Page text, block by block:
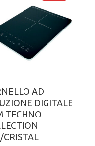
Aggiungi al carrello
AD
DIGITALE
TECHNO
CRISTAL